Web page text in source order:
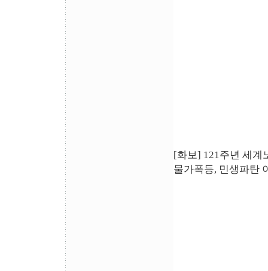
[화보] 121주년 세계
물가폭등, 민생파탄